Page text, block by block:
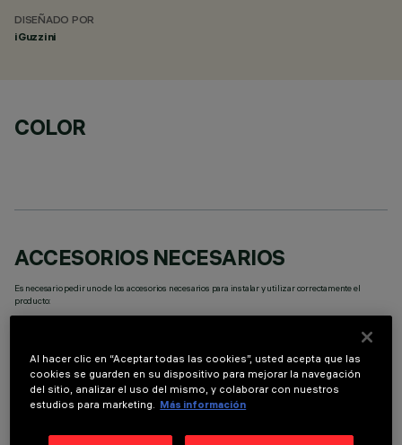
DISEÑADO POR
iGuzzini
COLOR
ACCESORIOS NECESARIOS
Es necesario pedir uno de los accesorios necesarios para instalar y utilizar correctamente el
producto:
COMPONENTES OPCIONALES
Al hacer clic en “Aceptar todas las cookies”, usted acepta que las
cookies se guarden en su dispositivo para mejorar la navegación
del sitio, analizar el uso del mismo, y colaborar con nuestros
estudios para marketing. Más información